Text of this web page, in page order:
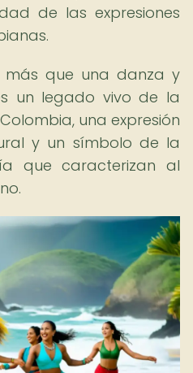
de las expresiones
más que una danza y
un legado vivo de la
una expresión
y un símbolo de la
que caracterizan al